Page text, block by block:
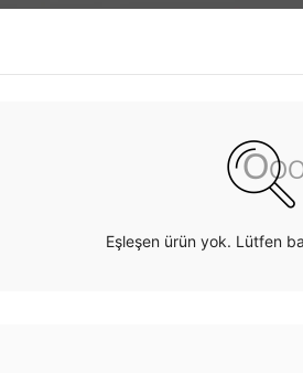
Eşleşen ürün yok. Lütfen